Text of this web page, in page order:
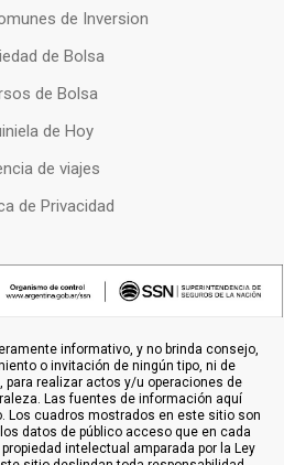
de Inversion
de Bolsa
de Bolsa
de Hoy
de viajes
de Privacidad
informativo, y no brinda consejo,
o invitación de ningún tipo, ni de
para realizar actos y/u operaciones de
Las fuentes de información aquí
Los cuadros mostrados en este sitio son
datos de público acceso que en cada
intelectual amparada por la Ley